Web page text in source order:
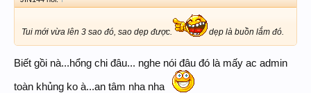
Tui mới vừa lên 3 sao đó, sao dẹp được. dẹp là buồn lắm đó.
Biết gồi nà...hổng chi đâu... nghe nói đâu đó là mấy ac admin
toàn khủng ko à...an tâm nha nha